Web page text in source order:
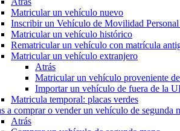
Matricular un vehículo nuevo
Inscribir un Vehículo de Movilidad
Matricular un vehículo histórico
Rematricular un vehículo con matrícula
Matricular un vehículo extranjero
Atrás
Matricular un vehículo proveniente
Importar un vehículo de fuera de la
Matricula temporal: placas verdes
a comprar o vender un vehículo de segunda
Atrás